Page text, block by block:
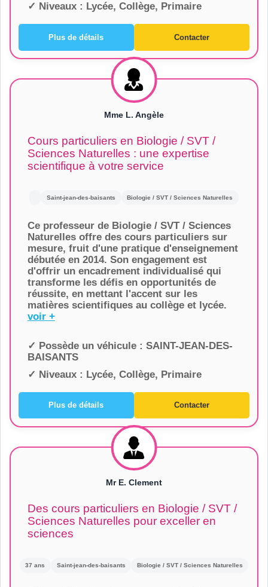
✓ Niveaux : Lycée, Collège, Primaire
Plus de détails Contacter
Mme L. Angèle
Cours particuliers en Biologie / SVT /
Sciences Naturelles : une expertise
scientifique à votre service
Saint-jean-des-baisants Biologie / SVT / Sciences Naturelles
Ce professeur de Biologie / SVT / Sciences
Naturelles offre des cours particuliers sur
mesure, fruit d'une pratique d'enseignement
débutée en 2014. Son engagement est
d'offrir un encadrement individualisé qui
transforme les défis en opportunités de
réussite, en mettant l'accent sur les
matières scientifiques au collège et lycée.
voir +
✓ Possède un véhicule : SAINT-JEAN-DES-
BAISANTS
✓ Niveaux : Lycée, Collège, Primaire
Plus de détails Contacter
Mr E. Clement
Des cours particuliers en Biologie / SVT /
Sciences Naturelles pour exceller en
sciences
37 ans Saint-jean-des-baisants Biologie / SVT / Sciences Naturelles